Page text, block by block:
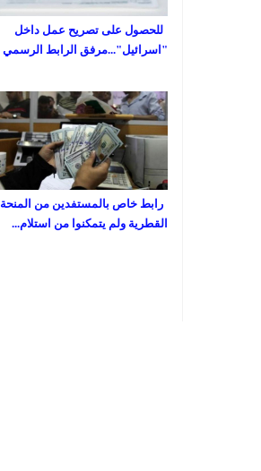
للحصول على تصريح عمل داخل
"اسرائيل"...مرفق الرابط الرسمي
رابط خاص بالمستفدين من المنحة
القطرية ولم يتمكنوا من استلام...